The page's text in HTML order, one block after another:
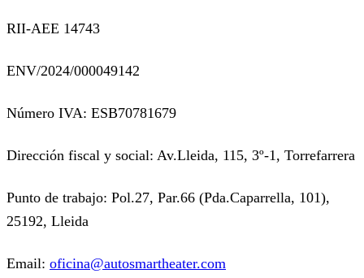
RII-AEE 14743
ENV/2024/000049142
Número IVA: ESB70781679
Dirección fiscal y social: Av.Lleida, 115, 3º-1, Torrefarrera
Punto de trabajo: Pol.27, Par.66 (Pda.Caparrella, 101),
25192, Lleida
Email: oficina@autosmartheater.com